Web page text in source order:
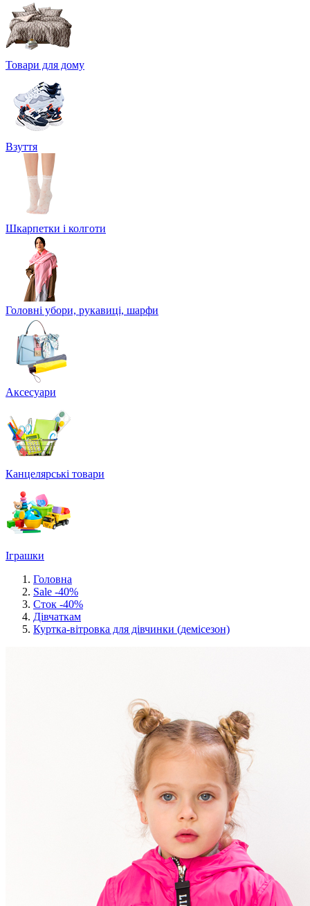
Товари для дому
Взуття
Шкарпетки і колготи
Головні убори, рукавиці, шарфи
Аксесуари
Канцелярські товари
Іграшки
Головна
Sale -40%
Сток -40%
Дівчаткам
Куртка-вітровка для дівчинки (демісезон)